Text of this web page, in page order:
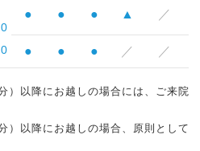
● ● ● ▲ ／
● ● ● ／ ／
以降にお越しの場合には、 ご来院
以降にお越しの場合、 原則として